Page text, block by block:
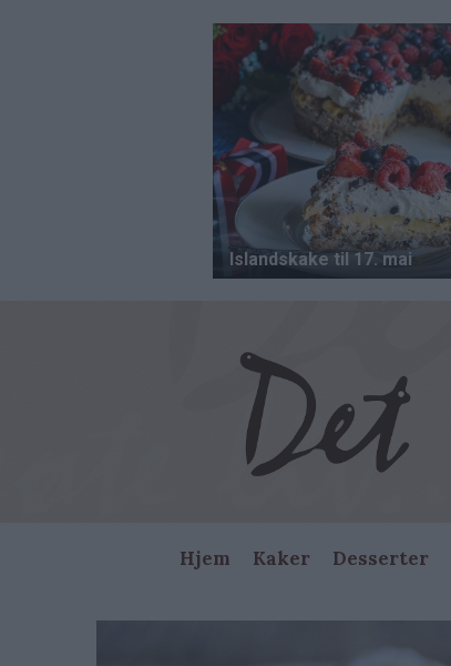
Main
navigation
Hjem Kaker Desserter